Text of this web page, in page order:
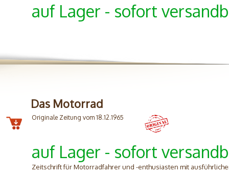
auf Lager - sofort
Das Motorrad
Originale Zeitung vom 18.12.1965
auf Lager - sofort
Zeitschrift für Motorradfahrer und -enthusiasten mit